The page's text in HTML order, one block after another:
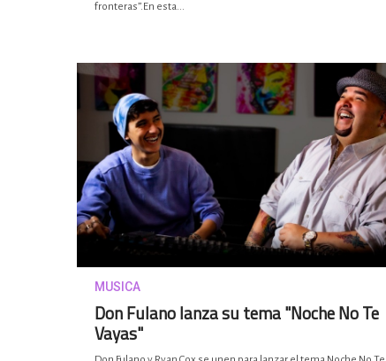
fronteras”.En esta...
MUSICA
Don Fulano lanza su tema "Noche No Te
Vayas"